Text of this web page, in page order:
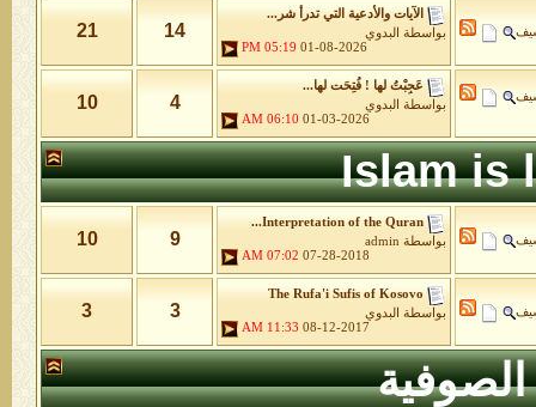
الآيات والأدعية التي تدرأ شر...
بواسطة
البدوي
01-08-2026
05:19 PM
14
21
عَجِبْتُ لها ! فُتِحَت لها...
بواسطة
البدوي
01-03-2026
06:10 AM
4
10
Islam is
Interpretation of the Quran...
بواسطة admin
07-28-2018
07:02 AM
9
10
The Rufa'i Sufis of Kosovo
بواسطة
البدوي
08-12-2017
11:33 AM
3
3